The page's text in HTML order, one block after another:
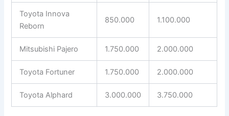
Toyota Innova
Reborn
850.000 1.100.000
Mitsubishi Pajero 1.750.000 2.000.000
Toyota Fortuner 1.750.000 2.000.000
Toyota Alphard 3.000.000 3.750.000